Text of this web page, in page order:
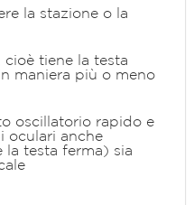
la stazione o la
cioè tiene la testa
maniera più o meno
oscillatorio rapido e
oculari anche
testa ferma) sia